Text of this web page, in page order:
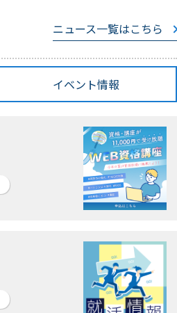
ニュース一覧はこちら
イベント情報